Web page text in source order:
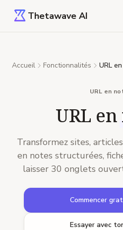
Thetawave AI
Accueil Fonctionnalités URL
URL en
URL en
Transformez sites,
en notes structurées,
laisser 30 onglets
Commencer
Essayer avec